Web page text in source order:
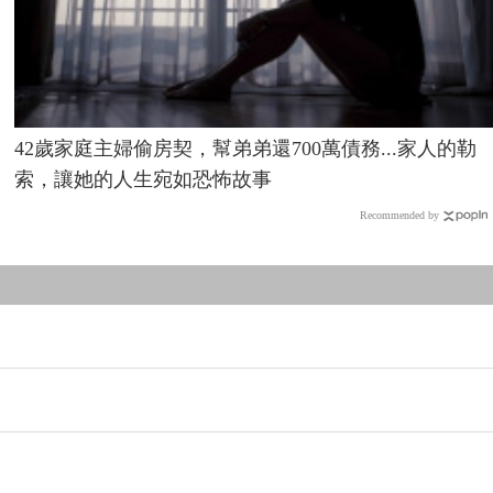
42歲家庭主婦偷房契，幫弟弟還700萬債務...家人的勒
索，讓她的人生宛如恐怖故事
Recommended by